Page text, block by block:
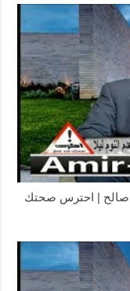
صالح | احترس صحتك